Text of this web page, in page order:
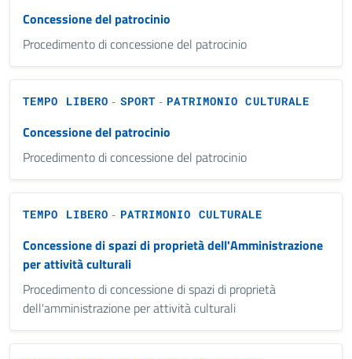
Concessione del patrocinio
Procedimento di concessione del patrocinio
TEMPO LIBERO - SPORT - PATRIMONIO CULTURALE
Concessione del patrocinio
Procedimento di concessione del patrocinio
TEMPO LIBERO - PATRIMONIO CULTURALE
Concessione di spazi di proprietà dell'Amministrazione
per attività culturali
Procedimento di concessione di spazi di proprietà
dell'amministrazione per attività culturali